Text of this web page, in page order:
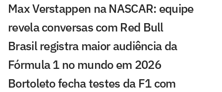
Max Verstappen na NASCAR: equipe
revela conversas com Red Bull
Brasil registra maior audiência da
Fórmula 1 no mundo em 2026
Bortoleto fecha testes da F1 com